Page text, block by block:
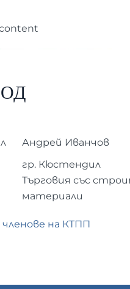
Андрей Иванчов
гр. Кюстендил
Търговия със
материали
на КТПП